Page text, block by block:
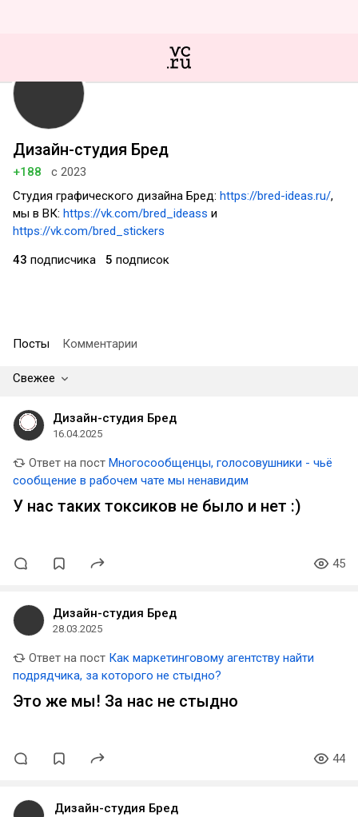
Дизайн-студия Бред
+188
с 2023
Студия графического дизайна Бред: https://bred-ideas.ru/,
мы в ВК: https://vk.com/bred_ideass и
https://vk.com/bred_stickers
43 подписчика 5 подписок
Посты Комментарии
Свежее
Дизайн-студия Бред
16.04.2025
Ответ на пост Многосообщенцы, голосовушники - чьё
сообщение в рабочем чате мы ненавидим
У нас таких токсиков не было и нет :)
45
Дизайн-студия Бред
28.03.2025
Ответ на пост Как маркетинговому агентству найти
подрядчика, за которого не стыдно?
Это же мы! За нас не стыдно
44
Дизайн-студия Бред